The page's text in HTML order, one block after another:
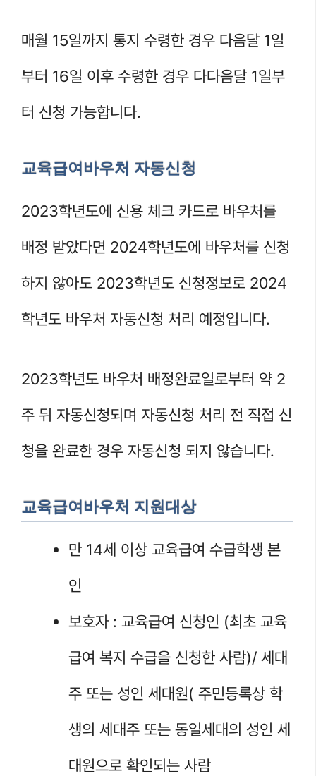
매월 15일까지 통지 수령한 경우 다음달 1일
부터 16일 이후 수령한 경우 다다음달 1일부
터 신청 가능합니다.
교육급여바우처 자동신청
2023학년도에 신용 체크 카드로 바우처를
배정 받았다면 2024학년도에 바우처를 신청
하지 않아도 2023학년도 신청정보로 2024
학년도 바우처 자동신청 처리 예정입니다.
2023학년도 바우처 배정완료일로부터 약 2
주 뒤 자동신청되며 자동신청 처리 전 직접 신
청을 완료한 경우 자동신청 되지 않습니다.
교육급여바우처 지원대상
만 14세 이상 교육급여 수급학생 본
인
보호자 : 교육급여 신청인 (최초 교육
급여 복지 수급을 신청한 사람)/ 세대
주 또는 성인 세대원( 주민등록상 학
생의 세대주 또는 동일세대의 성인 세
대원으로 확인되는 사람